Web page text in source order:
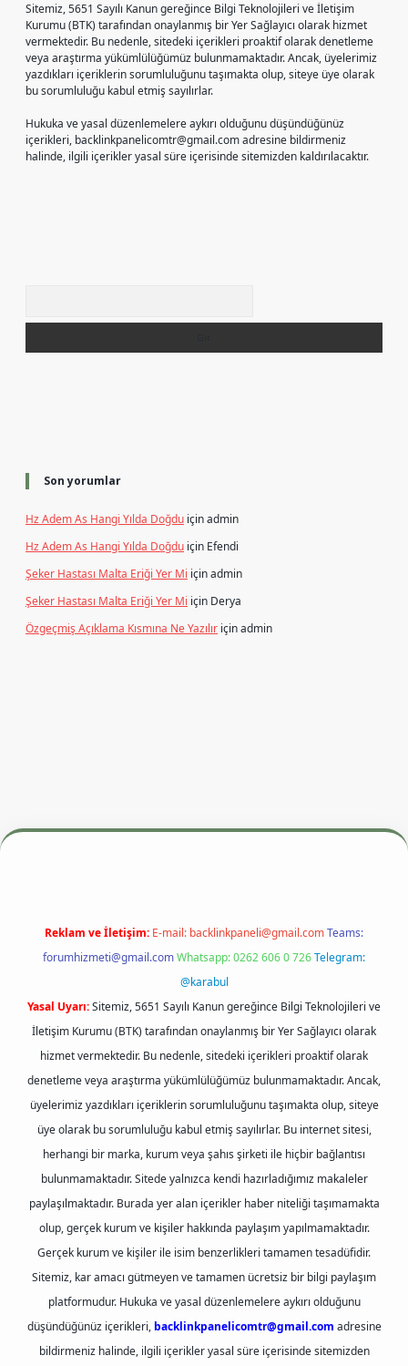
Sitemiz, 5651 Sayılı Kanun gereğince Bilgi Teknolojileri ve İletişim
Kurumu (BTK) tarafından onaylanmış bir Yer Sağlayıcı olarak hizmet
vermektedir. Bu nedenle, sitedeki içerikleri proaktif olarak denetleme
veya araştırma yükümlülüğümüz bulunmamaktadır. Ancak, üyelerimiz
yazdıkları içeriklerin sorumluluğunu taşımakta olup, siteye üye olarak
bu sorumluluğu kabul etmiş sayılırlar.
Hukuka ve yasal düzenlemelere aykırı olduğunu düşündüğünüz
içerikleri, backlinkpanelicomtr@gmail.comadresine bildirmeniz
halinde, ilgili içerikler yasal süre içerisinde sitemizden kaldırılacaktır.
Son yorumlar
Hz Adem As Hangi Yılda Doğdu içinadmin
Hz Adem As Hangi Yılda Doğdu için Efendi
Şeker Hastası Malta Eriği Yer Mi içinadmin
Şeker Hastası Malta Eriği Yer Mi için Derya
Özgeçmiş Açıklama Kısmına Ne Yazılır içinadmin
betexper.xyzm elexbet
Reklam ve İletişim: E-mail: backlinkpaneli@gmail.comTeams:
forumhizmeti@gmail.comWhatsapp: 0262 606 0 726Telegram:
@karabul
Yasal Uyarı:Sitemiz, 5651 Sayılı Kanun gereğince Bilgi Teknolojileri ve
İletişim Kurumu (BTK) tarafından onaylanmış bir Yer Sağlayıcı olarak
hizmet vermektedir. Bu nedenle, sitedeki içerikleri proaktif olarak
denetleme veya araştırma yükümlülüğümüz bulunmamaktadır. Ancak,
üyelerimiz yazdıkları içeriklerin sorumluluğunu taşımakta olup, siteye
üye olarak bu sorumluluğu kabul etmiş sayılırlar. Bu internet sitesi,
herhangi bir marka, kurum veya şahıs şirketi ile hiçbir bağlantısı
bulunmamaktadır. Sitede yalnızca kendi hazırladığımız makaleler
paylaşılmaktadır. Burada yer alan içerikler haber niteliği taşımamakta
olup, gerçek kurum ve kişiler hakkında paylaşım yapılmamaktadır.
Gerçek kurum ve kişiler ile isim benzerlikleri tamamen tesadüfidir.
Sitemiz, kar amacı gütmeyen ve tamamen ücretsiz bir bilgi paylaşım
platformudur. Hukuka ve yasal düzenlemelere aykırı olduğunu
düşündüğünüz içerikleri, backlinkpanelicomtr@gmail.com adresine
bildirmeniz halinde, ilgili içerikler yasal süre içerisinde sitemizden